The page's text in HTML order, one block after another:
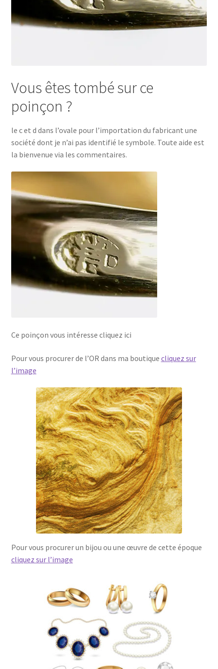
Vous êtes tombé sur ce
poinçon ?
le c et d dans l’ovale pour l’importation du fabricant une
société dont je n’ai pas identifié le symbole. Toute aide est
la bienvenue via les commentaires.
Ce poinçon vous intéresse cliquez ici
Pour vous procurer de l’OR dans ma boutique cliquez sur
l’image
Pour vous procurer un bijou ou une œuvre de cette époque
cliquez sur l’image